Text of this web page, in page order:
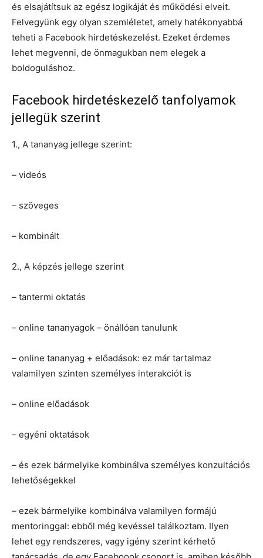
és elsajátítsuk az egész logikáját és működési elveit.
Felvegyünk egy olyan szemléletet, amely hatékonyabbá
teheti a Facebook hirdetéskezelést. Ezeket érdemes
lehet megvenni, de önmagukban nem elegek a
boldoguláshoz.
Facebook hirdetéskezelő tanfolyamok
jellegük szerint
1., A tananyag jellege szerint:
– videós
– szöveges
– kombinált
2., A képzés jellege szerint
– tantermi oktatás
– online tananyagok – önállóan tanulunk
– online tananyag + előadások: ez már tartalmaz
valamilyen szinten személyes interakciót is
– online előadások
– egyéni oktatások
– és ezek bármelyike kombinálva személyes konzultációs
lehetőségekkel
– ezek bármelyike kombinálva valamilyen formájú
mentoringgal: ebből még kevéssel találkoztam. Ilyen
lehet egy rendszeres, vagy igény szerint kérhető